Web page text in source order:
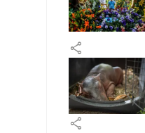
share
share